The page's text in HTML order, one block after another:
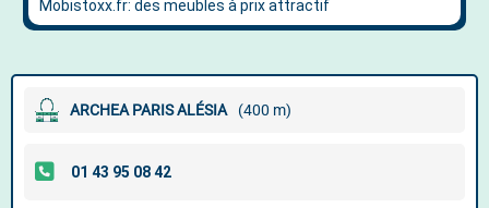
ARCHEA PARIS ALÉSIA (400 m)